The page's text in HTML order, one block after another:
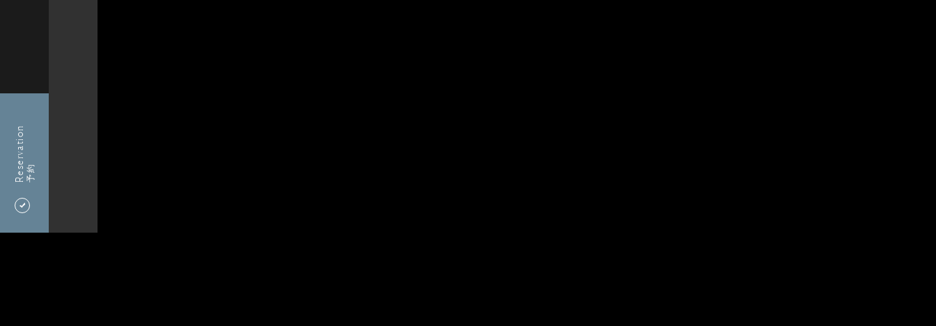
Reservation予約